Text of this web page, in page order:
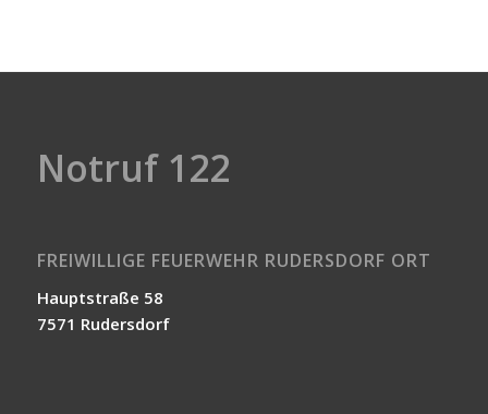
Notruf 122
FREIWILLIGE FEUERWEHR RUDERSDORF ORT
Hauptstraße 58
7571 Rudersdorf